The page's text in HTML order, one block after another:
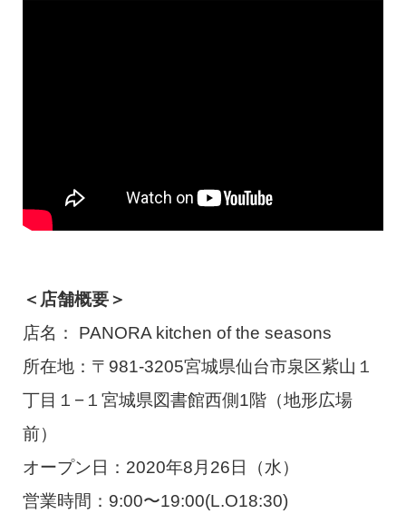
＜店舗概要＞
店名： PANORA kitchen of the seasons
所在地：〒981-3205宮城県仙台市泉区紫山１
丁目１−１宮城県図書館西側1階（地形広場
前）
オープン日：2020年8月26日（水）
営業時間：9:00〜19:00(L.O18:30)